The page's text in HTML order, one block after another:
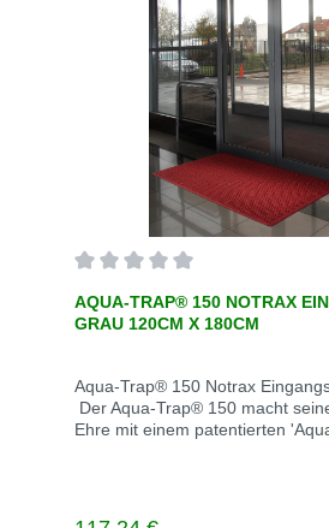
AQUA-TRAP® 150 NOTRAX
GRAU 120CM X 180CM
Aqua-Trap® 150 Notrax
Der Aqua-Trap® 150 macht
Ehre mit einem patentierten